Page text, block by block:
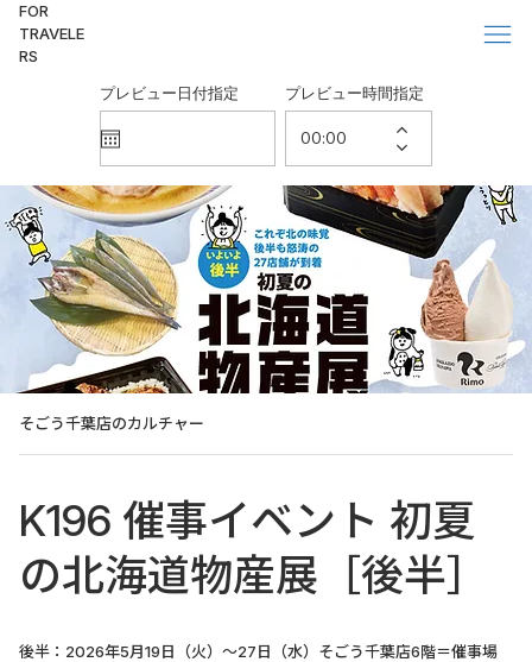
FOR
TRAVELE
RS
プレビュー日付指定
プレビュー時間指定
そごう千葉店のカルチャー
K196 催事イベント 初夏
の北海道物産展［後半］
後半：2026年5月19日（火）～27日（水）そごう千葉店6階＝催事場